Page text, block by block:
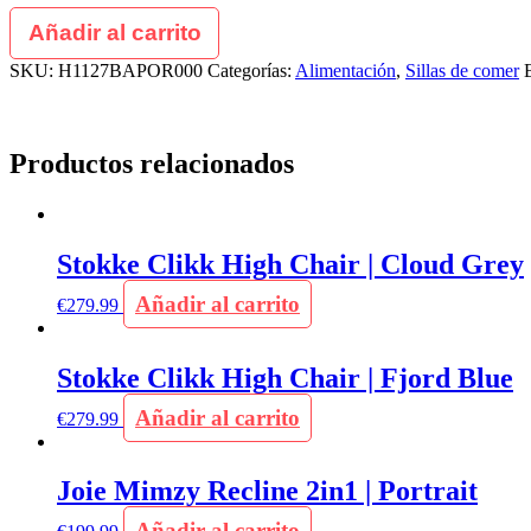
Añadir al carrito
SKU: H1127BAPOR000 Categorías: Alimentación, Sillas de comer
Productos relacionados
Stokke Clikk High Chair | Cloud Grey
€279.99 Añadir al carrito
Stokke Clikk High Chair | Fjord Blue
€279.99 Añadir al carrito
Joie Mimzy Recline 2in1 | Portrait